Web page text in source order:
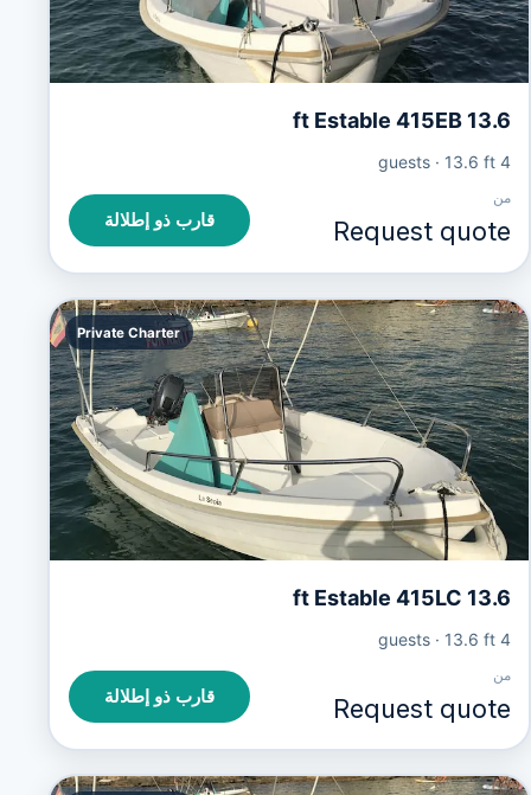
13.6 ft Estable 415EB
4 guests
· 13.6 ft
من
Request quote قارب ذو إطلالة
Private Charter
13.6 ft Estable 415LC
4 guests
· 13.6 ft
من
Request quote قارب ذو إطلالة